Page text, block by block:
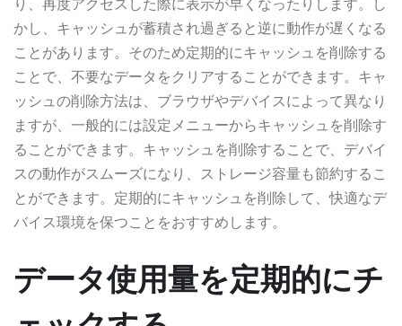
かし、キャッシュが蓄積され過ぎると逆に動作が遅くなる
ことがあります。そのため定期的にキャッシュを削除する
ことで、不要なデータをクリアすることができます。キャ
ッシュの削除方法は、ブラウザやデバイスによって異なり
ますが、一般的には設定メニューからキャッシュを削除す
ることができます。キャッシュを削除することで、デバイ
スの動作がスムーズになり、ストレージ容量も節約するこ
とができます。定期的にキャッシュを削除して、快適なデ
バイス環境を保つことをおすすめします。
データ使用量を定期的にチ